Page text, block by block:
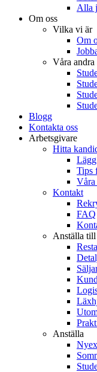
Alla
Om oss
Vilka vi är
Om
Våra andra
Blogg
Kontakta oss
Arbetsgivare
Hitta
Tips
Våra
Kontakt
FAQ
Anställa till
Anställa